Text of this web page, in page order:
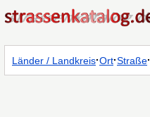
Länder / Landkreis·Ort·Straße·